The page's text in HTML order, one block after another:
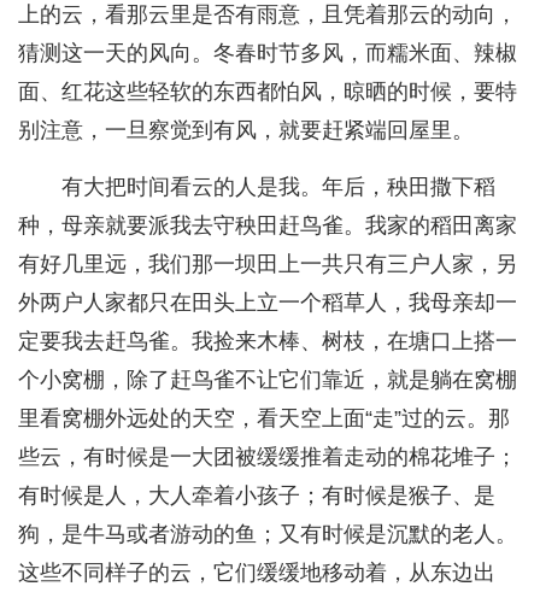
上的云，看那云里是否有雨意，且凭着那云的动向，
猜测这一天的风向。冬春时节多风，而糯米面、辣椒
面、红花这些轻软的东西都怕风，晾晒的时候，要特
别注意，一旦察觉到有风，就要赶紧端回屋里。
有大把时间看云的人是我。年后，秧田撒下稻
种，母亲就要派我去守秧田赶鸟雀。我家的稻田离家
有好几里远，我们那一坝田上一共只有三户人家，另
外两户人家都只在田头上立一个稻草人，我母亲却一
定要我去赶鸟雀。我捡来木棒、树枝，在塘口上搭一
个小窝棚，除了赶鸟雀不让它们靠近，就是躺在窝棚
里看窝棚外远处的天空，看天空上面“走”过的云。那
些云，有时候是一大团被缓缓推着走动的棉花堆子；
有时候是人，大人牵着小孩子；有时候是猴子、是
狗，是牛马或者游动的鱼；又有时候是沉默的老人。
这些不同样子的云，它们缓缓地移动着，从东边出